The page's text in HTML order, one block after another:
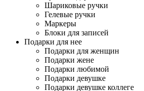
Шариковые ручки
Гелевые ручки
Маркеры
Блоки для записей
Подарки для нее
Подарки для женщин
Подарки жене
Подарки любимой
Подарки девушке
Подарки девушке коллеге